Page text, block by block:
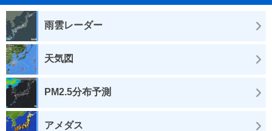
雨雲レーダー
天気図
PM2.5分布予測
アメダス